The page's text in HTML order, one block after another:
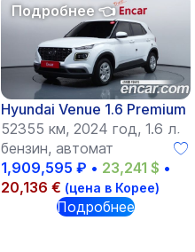
Hyundai Venue 1.6 Premium
52355 км, 2024 год, 1.6 л,
бензин, автомат
1,909,595 ₽ • 23,241 $ •
20,136 € (цена в Корее)
Подробнее